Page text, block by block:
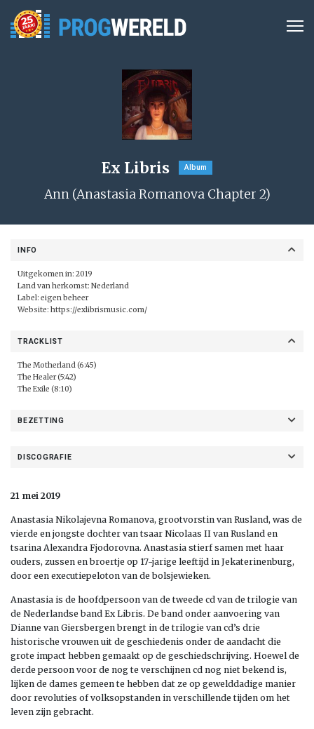
Ex Libris Album
Ann (Anastasia Romanova Chapter 2)
INFO
Uitgekomen in: 2019
Land van herkomst: Nederland
Label: eigen beheer
Website: https://exlibrismusic.com/
TRACKLIST
The Motherland (6:45)
The Healer (5:42)
The Exile (8:10)
BEZETTING
DISCOGRAFIE
21 mei 2019
Anastasia Nikolajevna Romanova, grootvorstin van Rusland, was de
vierde en jongste dochter van tsaar Nicolaas II van Rusland en
tsarina Alexandra Fjodorovna. Anastasia stierf samen met haar
ouders, zussen en broertje op 17-jarige leeftijd in Jekaterinenburg,
door een executiepeloton van de bolsjewieken.
Anastasia is de hoofdpersoon van de tweede cd van de trilogie van
de Nederlandse band Ex Libris. De band onder aanvoering van
Dianne van Giersbergen brengt in de trilogie van cd’s drie
historische vrouwen uit de geschiedenis onder de aandacht die
grote impact hebben gemaakt op de geschiedschrijving. Hoewel de
derde persoon voor de nog te verschijnen cd nog niet bekend is,
lijken de dames gemeen te hebben dat ze op gewelddadige manier
door revoluties of volksopstanden in verschillende tijden om het
leven zijn gebracht.